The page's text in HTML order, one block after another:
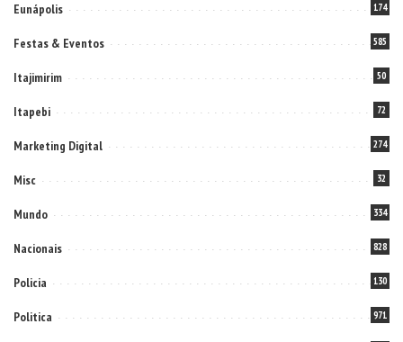
Eunápolis 174
Festas & Eventos 585
Itajimirim 50
Itapebi 72
Marketing Digital 274
Misc 32
Mundo 334
Nacionais 828
Policia 130
Politica 971